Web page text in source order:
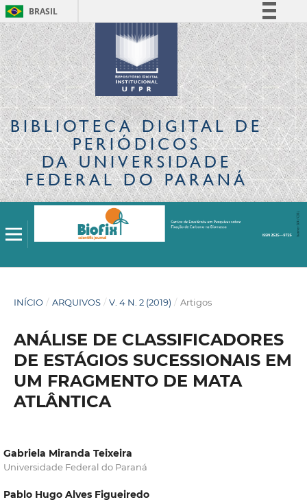
BRASIL
Simplifique!
Comunica BR
Participe
Acesso à informação
Legislação
Canais
BIBLIOTECA DIGITALDE
PERIÓDICOS
DA UNIVERSIDADE
FEDERAL DO PARANÁ
INÍCIO / ARQUIVOS / V. 4 N. 2 (2019) / Artigos
ANÁLISE DE CLASSIFICADORES
DE ESTÁGIOS SUCESSIONAIS EM
UM FRAGMENTO DE MATA
ATLÂNTICA
Gabriela Miranda Teixeira
Universidade Federal do Paraná
Pablo Hugo Alves Figueiredo